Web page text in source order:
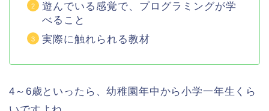
遊んでいる感覚で、プログラミングが学
べること
実際に触れられる教材
4～6歳といったら、幼稚園年中から小学一年生くら